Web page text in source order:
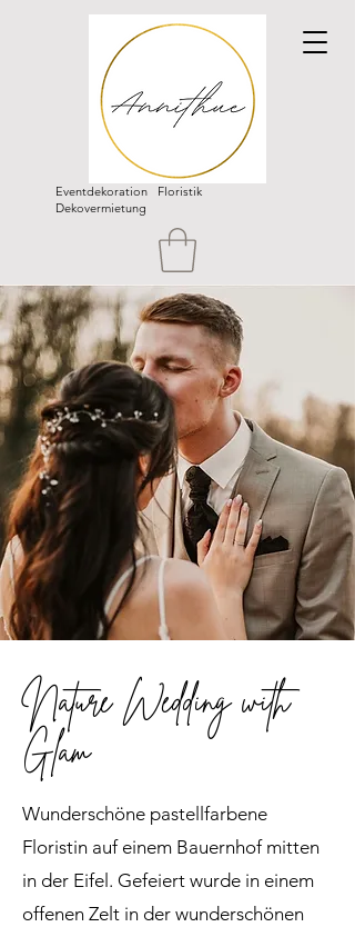
Eventdekoration Floristik
Dekovermietung
Nature Wedding with
Glam
Wunderschöne pastellfarbene
Floristin auf einem Bauernhof mitten
in der Eifel. Gefeiert wurde in einem
offenen Zelt in der wunderschönen